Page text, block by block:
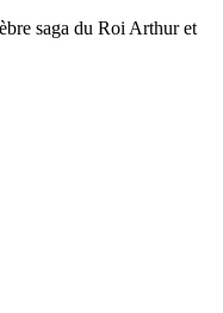
saga du Roi Arthur et